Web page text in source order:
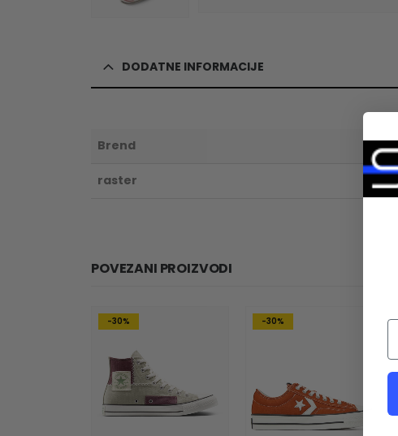
DODATNE INFORMACIJE
Brend
raster
POVEZANI PROIZVODI
-30% -30%